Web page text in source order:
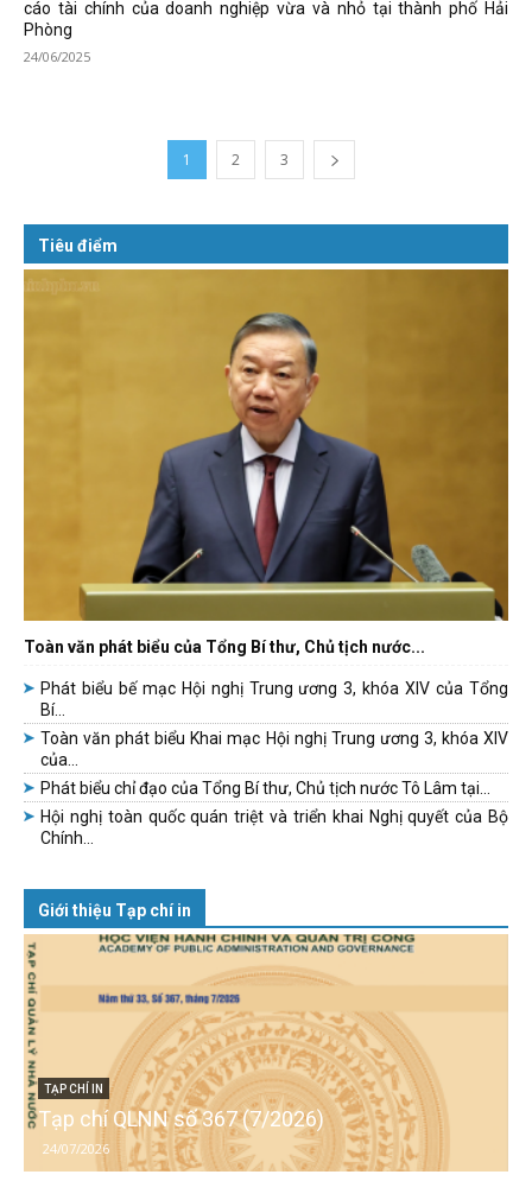
cáo tài chính của doanh nghiệp vừa và nhỏ tại thành phố Hải
Phòng
24/06/2025
1 2 3
Tiêu điểm
Toàn văn phát biểu của Tổng Bí thư, Chủ tịch nước...
Phát biểu bế mạc Hội nghị Trung ương 3, khóa XIV của Tổng
Bí...
Toàn văn phát biểu Khai mạc Hội nghị Trung ương 3, khóa XIV
của...
Phát biểu chỉ đạo của Tổng Bí thư, Chủ tịch nước Tô Lâm tại...
Hội nghị toàn quốc quán triệt và triển khai Nghị quyết của Bộ
Chính...
Giới thiệu Tạp chí in
TẠP CHÍ IN
Tạp chí QLNN số 367 (7/2026)
24/07/2026